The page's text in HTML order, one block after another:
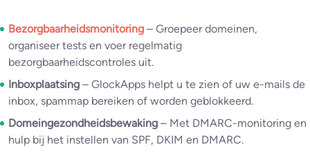
Bezorgbaarheidsmonitoring – Groepeer domeinen,
organiseer tests en voer regelmatig
bezorgbaarheidscontroles uit.
Inboxplaatsing – GlockApps helpt u te zien of uw e-mails de
inbox, spammap bereiken of worden geblokkeerd.
Domeingezondheidsbewaking – Met DMARC-monitoring en
hulp bij het instellen van SPF, DKIM en DMARC.